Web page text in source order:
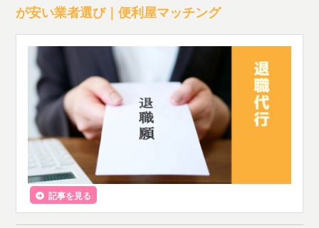
が安い業者選び｜便利屋マッチング
記事を見る